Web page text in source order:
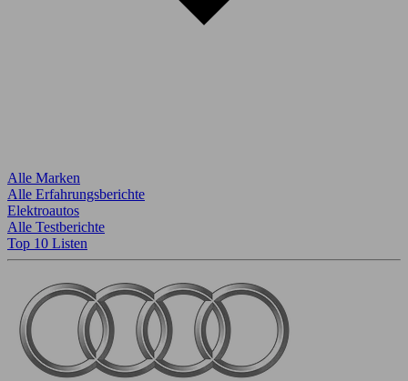
Alle Marken
Alle Erfahrungsberichte
Elektroautos
Alle Testberichte
Top 10 Listen